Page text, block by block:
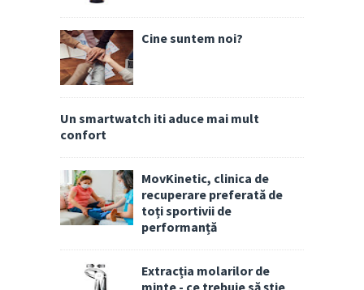
Cine suntem noi?
Un smartwatch iti aduce mai mult
confort
MovKinetic, clinica de
recuperare preferată de
toți sportivii de
performanță
Extracția molarilor de